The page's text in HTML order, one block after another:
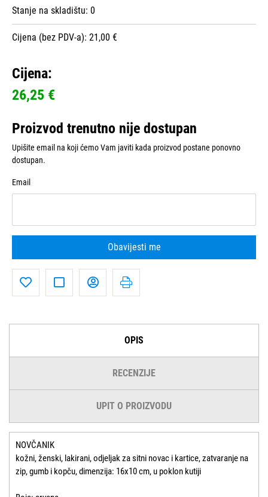
Stanje na skladištu: 0
Cijena (bez PDV-a): 21,00 €
Cijena:
26,25 €
Proizvod trenutno nije dostupan
Upišite email na koji ćemo Vam javiti kada proizvod postane ponovno
dostupan.
Email
Obavijesti me
OPIS
RECENZIJE
UPIT O PROIZVODU
NOVČANIK
kožni, ženski, lakirani, odjeljak za sitni novac i kartice, zatvaranje na
zip, gumb i kopču, dimenzija: 16x10 cm, u poklon kutiji